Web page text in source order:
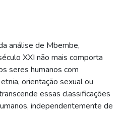
análise de Mbembe,
XXI não mais comporta
seres humanos com
orientação sexual ou
essas classificações
independentemente de